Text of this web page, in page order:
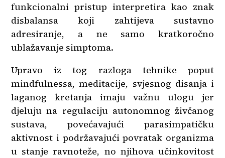
funkcionalni pristup interpretira kao znak
disbalansa koji zahtijeva sustavno
adresiranje, a ne samo kratkoročno
ublažavanje simptoma.
Upravo iz tog razloga tehnike poput
mindfulnessa, meditacije, svjesnog disanja i
laganog kretanja imaju važnu ulogu jer
djeluju na regulaciju autonomnog živčanog
sustava, povećavajući parasimpatičku
aktivnost i podržavajući povratak organizma
u stanje ravnoteže, no njihova učinkovitost